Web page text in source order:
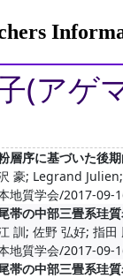
(アゲ
層序に基づいた後
豪; Legrand
地質学会/2017-09-
帯の中部三畳系珪
訓; 佐野 弘好; 指
地質学会/2017-09-
帯の中部三畳系珪